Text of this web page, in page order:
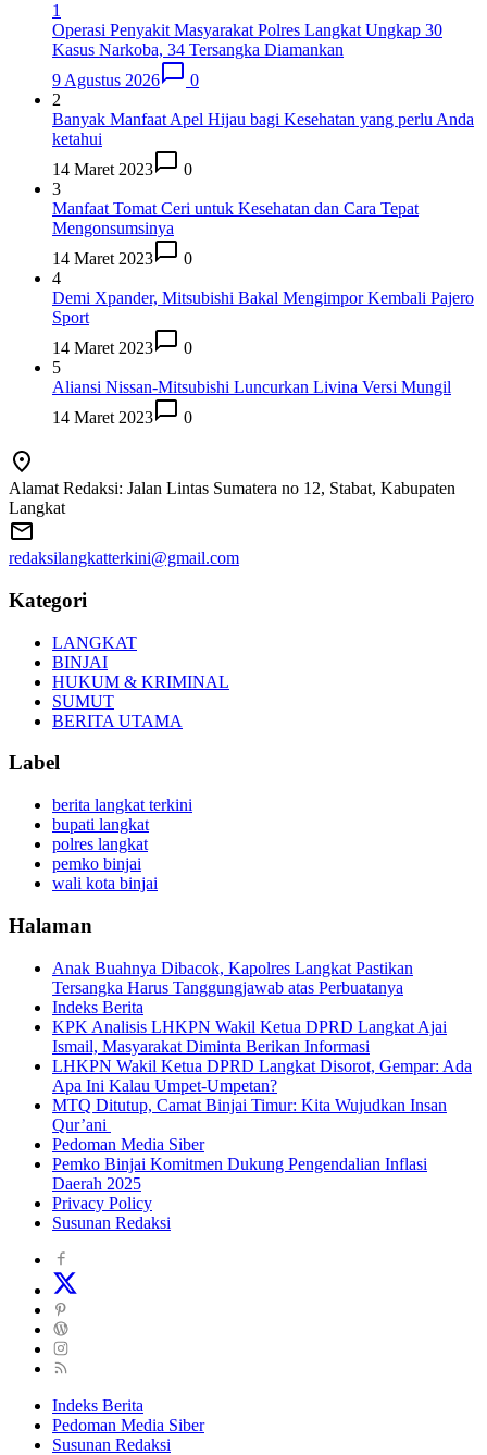
1
Operasi Penyakit Masyarakat Polres Langkat Ungkap 30
Kasus Narkoba, 34 Tersangka Diamankan
9 Agustus 2026
0
2
Banyak Manfaat Apel Hijau bagi Kesehatan yang perlu Anda
ketahui
14 Maret 2023
0
3
Manfaat Tomat Ceri untuk Kesehatan dan Cara Tepat
Mengonsumsinya
14 Maret 2023
0
4
Demi Xpander, Mitsubishi Bakal Mengimpor Kembali Pajero
Sport
14 Maret 2023
0
5
Aliansi Nissan-Mitsubishi Luncurkan Livina Versi Mungil
14 Maret 2023
0
Alamat Redaksi: Jalan Lintas Sumatera no 12, Stabat, Kabupaten
Langkat
redaksilangkatterkini@gmail.com
Kategori
LANGKAT
BINJAI
HUKUM & KRIMINAL
SUMUT
BERITA UTAMA
Label
berita langkat terkini
bupati langkat
polres langkat
pemko binjai
wali kota binjai
Halaman
Anak Buahnya Dibacok, Kapolres Langkat Pastikan
Tersangka Harus Tanggungjawab atas Perbuatanya
Indeks Berita
KPK Analisis LHKPN Wakil Ketua DPRD Langkat Ajai
Ismail, Masyarakat Diminta Berikan Informasi
LHKPN Wakil Ketua DPRD Langkat Disorot, Gempar: Ada
Apa Ini Kalau Umpet-Umpetan?
MTQ Ditutup, Camat Binjai Timur: Kita Wujudkan Insan
Qur’ani
Pedoman Media Siber
Pemko Binjai Komitmen Dukung Pengendalian Inflasi
Daerah 2025
Privacy Policy
Susunan Redaksi
Indeks Berita
Pedoman Media Siber
Susunan Redaksi